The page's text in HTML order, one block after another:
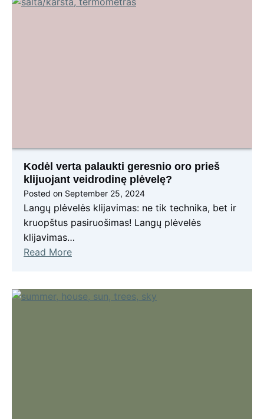
Kodėl verta palaukti geresnio oro prieš
klijuojant veidrodinę plėvelę?
Posted on September 25, 2024
Langų plėvelės klijavimas: ne tik technika, bet ir
kruopštus pasiruošimas! Langų plėvelės
klijavimas…
Read More